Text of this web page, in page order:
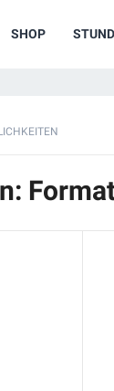
SHOP